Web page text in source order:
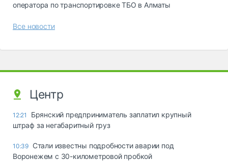
оператора по транспортировке ТБО в Алматы
Все новости
Центр
12:21
Брянский предприниматель заплатил крупный
штраф за негабаритный груз
10:39 Стали известны подробности аварии под
Воронежем с 30-километровой пробкой